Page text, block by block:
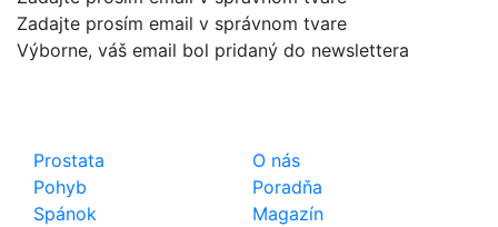
Zadajte prosím email v správnom tvare
Výborne, váš email bol pridaný do newslettera
Prostata
Pohyb
Spánok
O nás
Poradňa
Magazín